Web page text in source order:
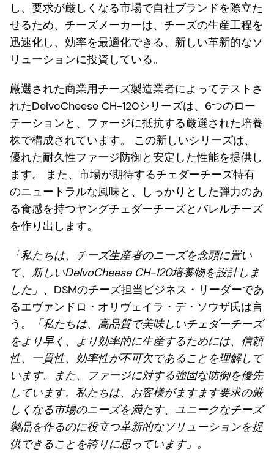
し、要求が厳しくなる市場で自社ブランドを際立た
せるため、チーズメーカーは、チーズの生産工程を
迅速化し、効率を最適化できる、新しい革新的なソ
リューションに投資している。
厳選された商業用チーズ製造業者によってテストさ
れたDelvoCheese CH-120シリーズは、6つのロー
テーションと、ファージに抵抗する厳選された培養
株で構成されています。 この新しいシリーズは、
優れた耐久性ファージ防御と安定した性能を提供し
ます。 また、市場が期待するチェダーチーズ特有
のニュートラルな風味と、しっかりとした弾力のあ
る食感を持つヤングチェダーチーズとバレルチーズ
を作り出します。
「私たちは、チーズ生産者のニーズを念頭に置い
て、新しいDelvoCheese CH-120培養物を設計しま
した」 、DSMのチーズ担当ビジネス・リーダーであ
るエヴァンドロ・オリヴェイラ・デ・ソウザ氏は言
う。
「私たちは、高品質で美味しいチェダーチーズ
をより早く、より効率的に生産するためには、信頼
性、一貫性、効率性が不可欠であることを理解して
います。また、ファージに対する強固な防御を優先
しています。私たちは、お客様がますます要求の厳
しくなる市場のニーズを満たす、ユニークなチーズ
製品を作るのに役立つ革新的なソリューションを提
供できることを誇りに思っています」。